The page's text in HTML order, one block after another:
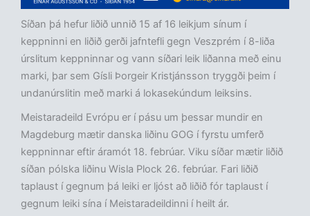
Síðan þá hefur liðið unnið 15 af 16 leikjum sínum í
keppninni en liðið gerði jafntefli gegn Veszprém í 8-liða
úrslitum keppninnar og vann síðari leik liðanna með einu
marki, þar sem Gísli Þorgeir Kristjánsson tryggði þeim í
undanúrslitin með marki á lokasekúndum leiksins.
Meistaradeild Evrópu er í pásu um þessar mundir en
Magdeburg mætir danska liðinu GOG í fyrstu umferð
keppninnar eftir áramót 18. febrúar. Viku síðar mætir liðið
síðan pólska liðinu Wisla Plock 26. febrúar. Fari liðið
taplaust í gegnum þá leiki er ljóst að liðið fór taplaust í
gegnum leiki sína í Meistaradeildinni í heilt ár.